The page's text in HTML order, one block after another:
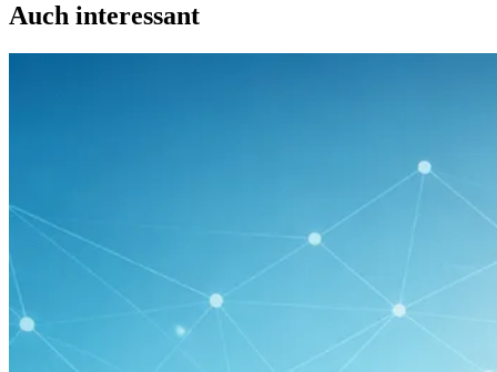
Auch interessant